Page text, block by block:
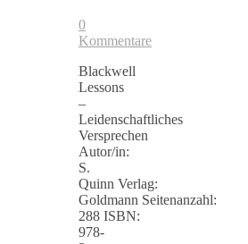
0
Kommentare
Blackwell
Lessons
–
Leidenschaftliches
Versprechen
Autor/in:
S.
Quinn Verlag:
Goldmann Seitenanzahl:
288 ISBN:
978-